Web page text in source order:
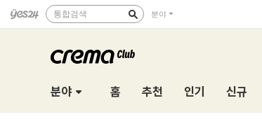
통합검색 분야
분야 홈 추천 인기 신규